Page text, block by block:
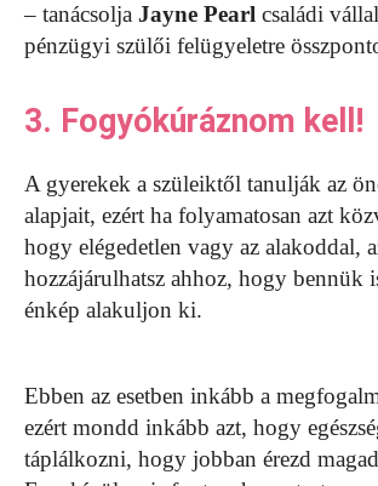
– tanácsolja Jayne Pearl családi
pénzügyi szülői felügyeletre
3. Fogyókúráznom kell!
A gyerekek a szüleiktől tanulják az
alapjait, ezért ha folyamatosan azt
hogy elégedetlen vagy az alakoddal,
hozzájárulhatsz ahhoz, hogy bennük
énkép alakuljon ki.
Ebben az esetben inkább a
ezért mondd inkább azt, hogy
táplálkozni, hogy jobban érezd